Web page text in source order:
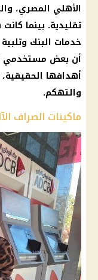
الأهلي المصري،
تقليدية. بينما
خدمات البنك
أن بعض مستخدمي
أهدافها
والتهكم.
ماكينات الصراف